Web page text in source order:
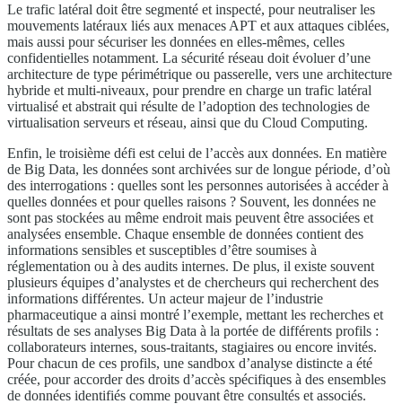
Le trafic latéral doit être segmenté et inspecté, pour neutraliser les
mouvements latéraux liés aux menaces APT et aux attaques ciblées,
mais aussi pour sécuriser les données en elles-mêmes, celles
confidentielles notamment. La sécurité réseau doit évoluer d’une
architecture de type périmétrique ou passerelle, vers une architecture
hybride et multi-niveaux, pour prendre en charge un trafic latéral
virtualisé et abstrait qui résulte de l’adoption des technologies de
virtualisation serveurs et réseau, ainsi que du Cloud Computing.
Enfin, le troisième défi est celui de l’accès aux données. En matière
de Big Data, les données sont archivées sur de longue période, d’où
des interrogations : quelles sont les personnes autorisées à accéder à
quelles données et pour quelles raisons ? Souvent, les données ne
sont pas stockées au même endroit mais peuvent être associées et
analysées ensemble. Chaque ensemble de données contient des
informations sensibles et susceptibles d’être soumises à
réglementation ou à des audits internes. De plus, il existe souvent
plusieurs équipes d’analystes et de chercheurs qui recherchent des
informations différentes. Un acteur majeur de l’industrie
pharmaceutique a ainsi montré l’exemple, mettant les recherches et
résultats de ses analyses Big Data à la portée de différents profils :
collaborateurs internes, sous-traitants, stagiaires ou encore invités.
Pour chacun de ces profils, une sandbox d’analyse distincte a été
créée, pour accorder des droits d’accès spécifiques à des ensembles
de données identifiés comme pouvant être consultés et associés.